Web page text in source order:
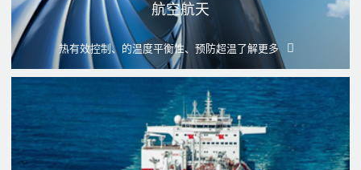
航空航天
热有效控制、的温度平衡性、预防超温了解更多